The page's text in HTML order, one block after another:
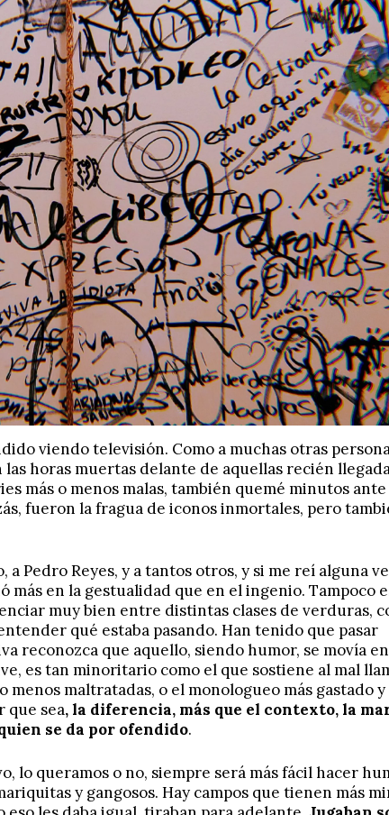
viendo televisión. Como a muchas otras
horas muertas delante de aquellas recién
más o menos malas, también quemé minutos ante
fueron la fragua de iconos inmortales, pero
Pedro Reyes, y a tantos otros, y si me reí alguna
en la gestualidad que en el ingenio. Tampoco
muy bien entre distintas clases de verduras,
qué estaba pasando. Han tenido que pasar
reconozca que aquello, siendo humor, se movía
es tan minoritario como el que sostiene al mal
maltratadas, o el monologueo más gastado y
que sea, la diferencia, más que el contexto, la
se da por ofendido.
lo queramos o no, siempre será más fácil hacer
y gangosos. Hay campos que tienen más